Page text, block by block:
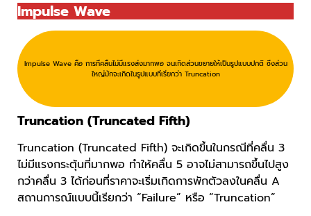
Impulse Wave
Impulse Wave คือ การที่คลื่นไม่มีแรงส่งมากพอ จนเกิดส่วนขยายให้เป็นรูปแบบปกติ ซึ่งส่วน
ใหญ่มักจะเกิดในรูปแบบที่เรียกว่า Truncation
Truncation (Truncated Fifth)
Truncation (Truncated Fifth) จะเกิดขึ้นในกรณีที่คลื่น 3
ไม่มีแรงกระตุ้นที่มากพอ ทำให้คลื่น 5 อาจไม่สามารถขึ้นไปสูง
กว่าคลื่น 3 ได้ก่อนที่ราคาจะเริ่มเกิดการพักตัวลงในคลื่น A
สถานการณ์แบบนี้เรียกว่า “Failure” หรือ “Truncation”